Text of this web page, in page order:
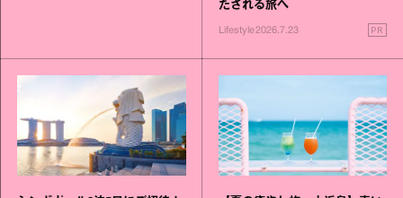
たされる旅へ
Lifestyle2026.7.23 PR